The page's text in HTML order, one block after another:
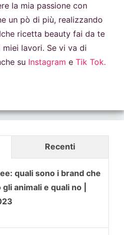
la mia passione con
un pò di più, realizzando
ricetta beauty fai da te
lavori. Se vi va di
su Instagram e Tik Tok.
Recenti
quali sono i brand che
animali e quali no |